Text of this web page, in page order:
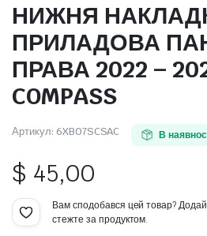
НИЖНЯ
ПРИЛАДОВА
ПРАВА 2022 –
COMPASS
Артикул: 6XB07SCSAC В
$ 45,00
Вам сподобався цей товар?
стежте за продуктом.